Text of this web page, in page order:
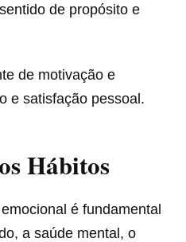
de propósito e
de motivação e
e satisfação pessoal.
Hábitos
é fundamental
a saúde mental, o